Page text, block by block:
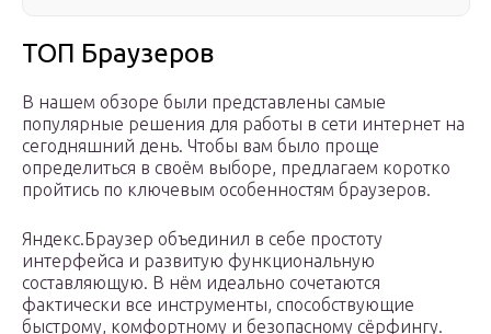
ТОП Браузеров
В нашем обзоре были представлены самые
популярные решения для работы в сети интернет на
сегодняшний день. Чтобы вам было проще
определиться в своём выборе, предлагаем коротко
пройтись по ключевым особенностям браузеров.
Яндекс.Браузер объединил в себе простоту
интерфейса и развитую функциональную
составляющую. В нём идеально сочетаются
фактически все инструменты, способствующие
быстрому, комфортному и безопасному сёрфингу.